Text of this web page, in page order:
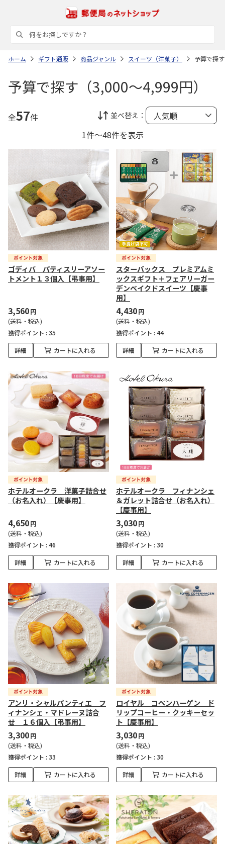
ホーム ギフト通販 商品ジャンル スイーツ（洋菓子） 予算で探
予算で探す（3,000～4,999円）
全57件 並べ替え：
1件～48件を表示
ゴディバ パティスリーアソー
トメント１３個入【弔事用】
3,560円
(送料・税込)
獲得ポイント : 35
詳細 カートに入れる
スターバックス プレミアムミ
ックスギフト＋フェアリーガー
デンベイクドスイーツ【慶事
用】
4,430円
(送料・税込)
獲得ポイント : 44
詳細 カートに入れる
ホテルオークラ 洋菓子詰合せ
（お名入れ）【慶事用】
4,650円
(送料・税込)
獲得ポイント : 46
詳細 カートに入れる
ホテルオークラ フィナンシェ
＆ガレット詰合せ（お名入れ）
【慶事用】
3,030円
(送料・税込)
獲得ポイント : 30
詳細 カートに入れる
アンリ・シャルパンティエ フ
ィナンシェ・マドレーヌ詰合
せ １６個入【弔事用】
3,300円
(送料・税込)
獲得ポイント : 33
詳細 カートに入れる
ロイヤル コペンハーゲン ド
リップコーヒー・クッキーセッ
ト【慶事用】
3,030円
(送料・税込)
獲得ポイント : 30
詳細 カートに入れる